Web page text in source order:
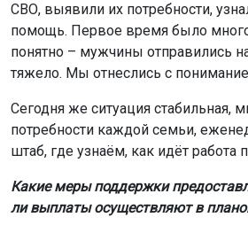
СВО, выявили их потребности,
помощь. Первое время было
понятно – мужчины отправились
тяжело. Мы отнеслись с
Сегодня же ситуация стабильная,
потребности каждой семьи,
штаб, где узнаём, как идёт работа
Какие меры поддержки
ли выплаты осуществляют в